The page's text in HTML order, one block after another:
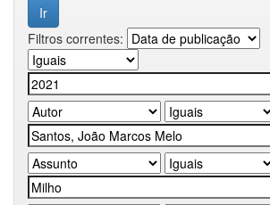
Filtros correntes: